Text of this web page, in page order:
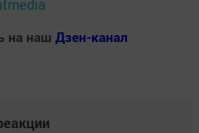
на наш Дзен-канал